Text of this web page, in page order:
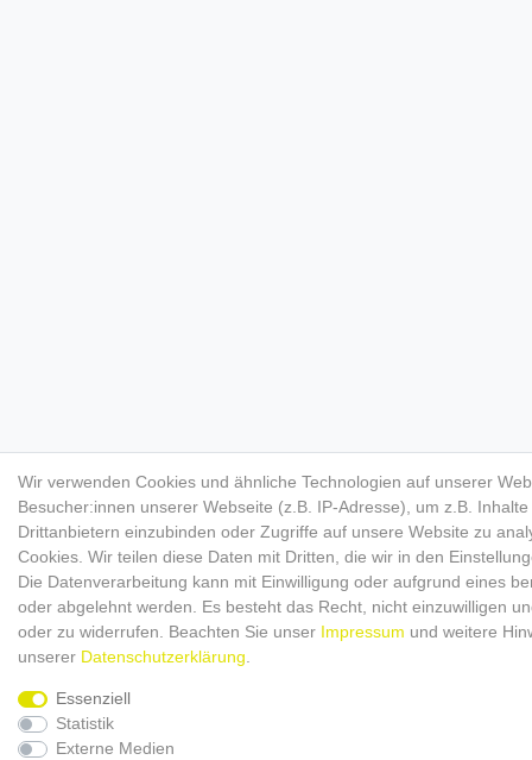
Wir verwenden Cookies und ähnliche Technologien auf unserer
Besucher:innen unserer Webseite (z.B. IP-Adresse), um z.B.
Drittanbietern einzubinden oder Zugriffe auf unsere Website zu
Cookies. Wir teilen diese Daten mit Dritten, die wir in den
Die Datenverarbeitung kann mit Einwilligung oder aufgrund eines
oder abgelehnt werden. Es besteht das Recht, nicht einzuwilligen
oder zu widerrufen. Beachten Sie unser Impressum und weitere
unserer Daten­schutz­erklärung
Essenziell
Statistik
Externe Medien